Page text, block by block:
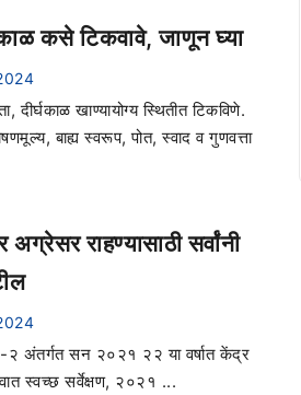
कसे टिकवावे, जाणून घ्या
खाण्यायोग्य स्थितीत टिकविणे.
बाह्य स्वरूप, पोत, स्वाद व गुणवत्ता
अग्रेसर राहण्यासाठी सर्वांनी
-२ अंतर्गत सन २०२१ २२ या वर्षात केंद्र
स्वच्छ सर्वेक्षण, २०२१ ...